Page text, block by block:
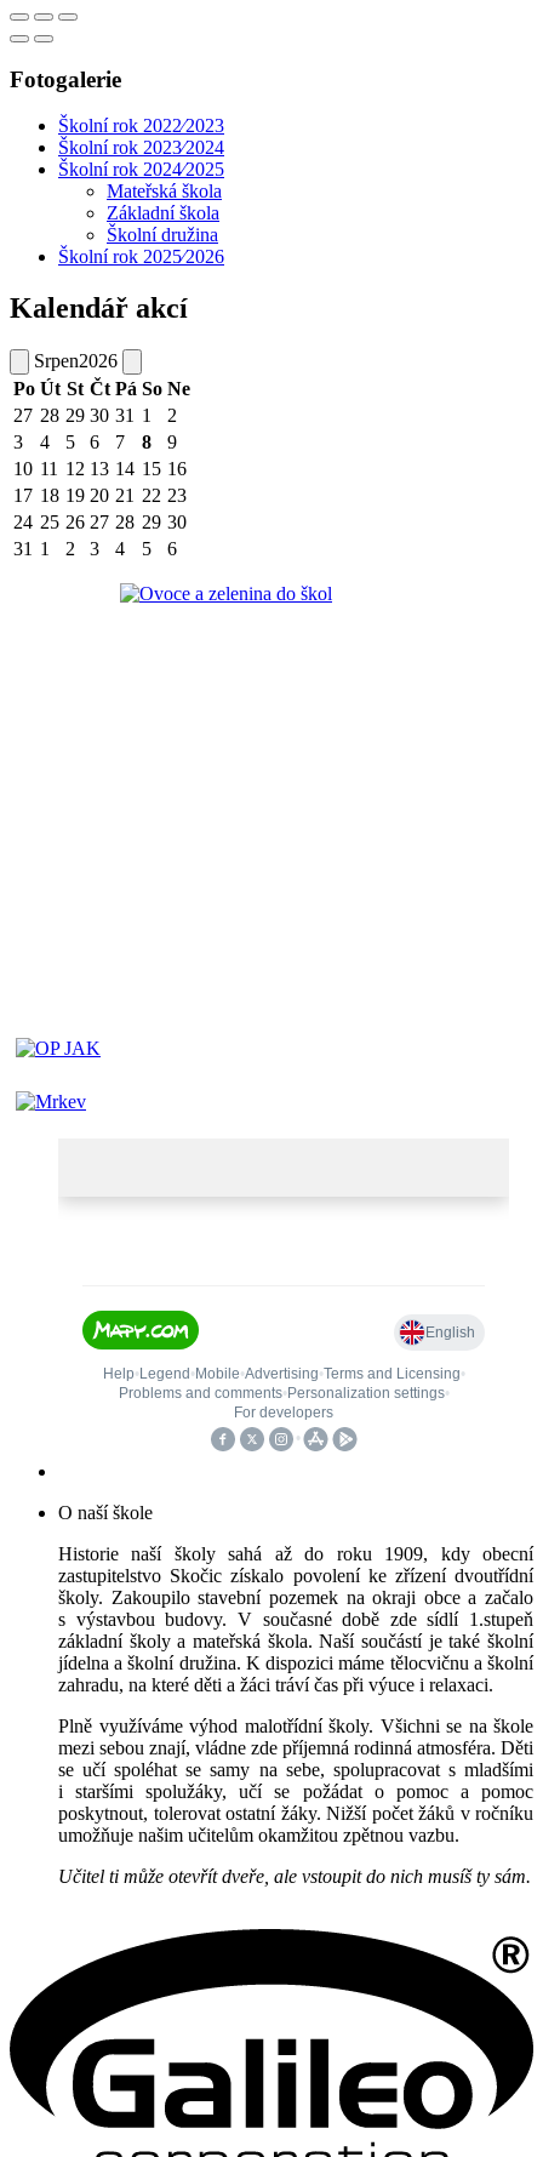
Fotogalerie
Školní rok 2022⁄2023
Školní rok 2023⁄2024
Školní rok 2024⁄2025
Mateřská škola
Základní škola
Školní družina
Školní rok 2025⁄2026
Kalendář akcí
Srpen2026
Po Út St Čt Pá So Ne
27 28 29 30 31 1
2
3
4 5 6 7 8
9
10 11 12 13 14 15 16
17 18 19 20 21 22 23
24 25 26 27 28 29 30
31 1 2 3 4 5 6
O naší škole
Historie naší školy sahá až do roku 1909, kdy obecní
zastupitelstvo Skočic získalo povolení ke zřízení dvoutřídní
školy. Zakoupilo stavební pozemek na okraji obce a začalo
s výstavbou budovy. V současné době zde sídlí 1.stupeň
základní školy a mateřská škola. Naší součástí je také školní
jídelna a školní družina. K dispozici máme tělocvičnu a školní
zahradu, na které děti a žáci tráví čas při výuce i relaxaci.
Plně využíváme výhod malotřídní školy. Všichni se na škole
mezi sebou znají, vládne zde příjemná rodinná atmosféra. Děti
se učí spoléhat se samy na sebe, spolupracovat s mladšími
i staršími spolužáky, učí se požádat o pomoc a pomoc
poskytnout, tolerovat ostatní žáky. Nižší počet žáků v ročníku
umožňuje našim učitelům okamžitou zpětnou vazbu.
Učitel ti může otevřít dveře, ale vstoupit do nich musíš ty sám.